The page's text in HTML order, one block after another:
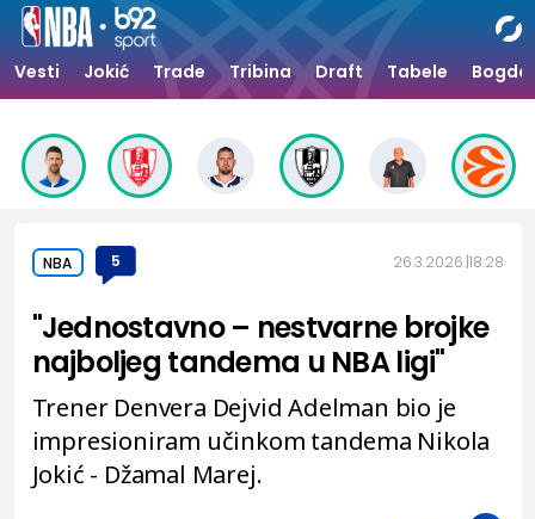
Vesti Jokić Trade Tribina Draft Tabele
NBA 5 26.3.2026. 18:28
"Jednostavno – nestvarne brojke
najboljeg tandema u NBA ligi"
Trener Denvera Dejvid Adelman bio je
impresioniram učinkom tandema Nikola
Jokić - Džamal Marej.